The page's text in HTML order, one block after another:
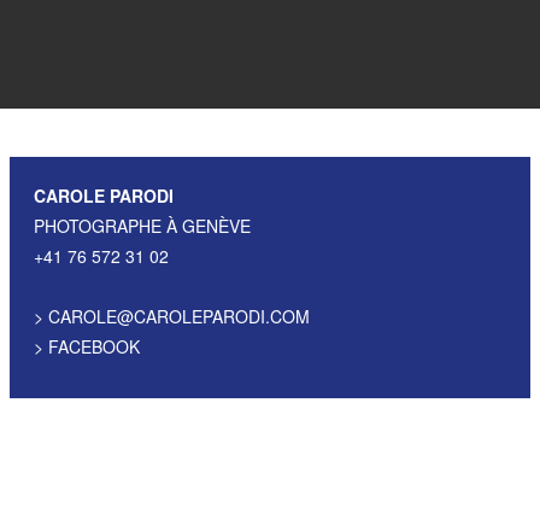
CAROLE PARODI
PHOTOGRAPHE À GENÈVE
+41 76 572 31 02
> CAROLE@CAROLEPARODI.COM
> FACEBOOK